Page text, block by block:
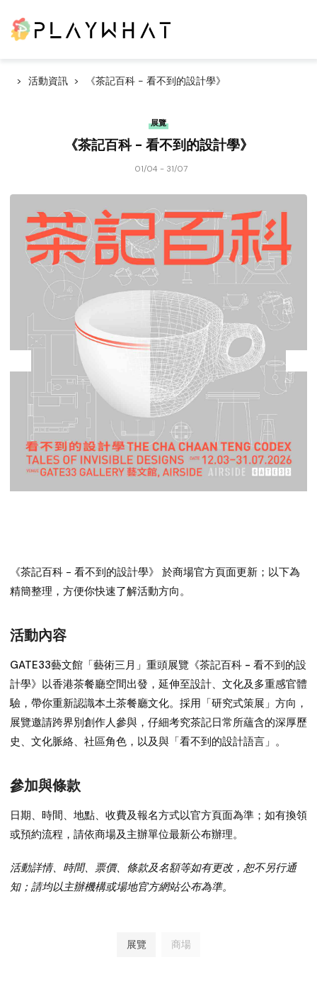
活動資訊 《茶記百科 - 看不到的設計學》
展覽
《茶記百科 - 看不到的設計學》
01/04 - 31/07
《茶記百科 - 看不到的設計學》 於商場官方頁面更新；以下為
精簡整理，方便你快速了解活動方向。
活動內容
GATE33藝文館「藝術三月」重頭展覽《茶記百科 - 看不到的設
計學》以香港茶餐廳空間出發，延伸至設計、文化及多重感官體
驗，帶你重新認識本土茶餐廳文化。採用「研究式策展」方向，
展覽邀請跨界別創作人參與，仔細考究茶記日常所蘊含的深厚歷
史、文化脈絡、社區角色，以及與「看不到的設計語言」。
參加與條款
日期、時間、地點、收費及報名方式以官方頁面為準；如有換領
或預約流程，請依商場及主辦單位最新公布辦理。
活動詳情、時間、票價、條款及名額等如有更改，恕不另行通
知；請均以主辦機構或場地官方網站公布為準。
展覽 商場